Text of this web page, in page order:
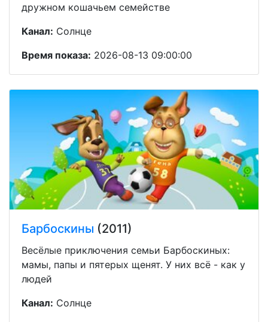
дружном кошачьем семействе
Канал: Солнце
Время показа: 2026-08-13 09:00:00
Барбоскины (2011)
Весёлые приключения семьи Барбоскиных:
мамы, папы и пятерых щенят. У них всё - как у
людей
Канал: Солнце